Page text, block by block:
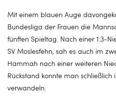
Mit einem blauen Auge
Bundesliga der Frauen die
fünften Spieltag. Nach einer 1:3-
SV Moslesfehn, sah es auch im
Hammah nach einer weiteren
Rückstand konnte man schließlich
verwandeln.